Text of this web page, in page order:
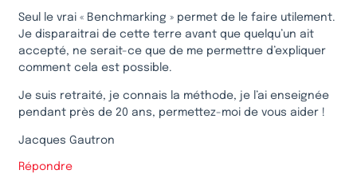
Seul le vrai « Benchmarking » permet de le faire utilement.
Je disparaitrai de cette terre avant que quelqu’un ait
accepté, ne serait-ce que de me permettre d’expliquer
comment cela est possible.
Je suis retraité, je connais la méthode, je l’ai enseignée
pendant près de 20 ans, permettez-moi de vous aider !
Jacques Gautron
Répondre